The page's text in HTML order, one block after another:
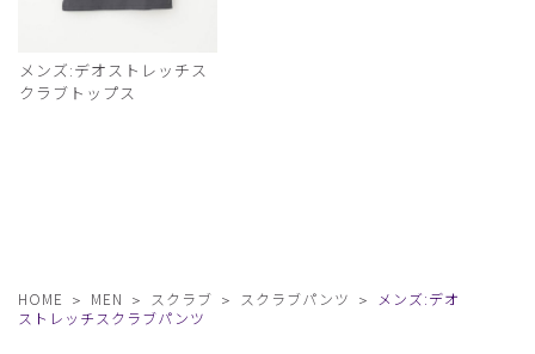
メンズ:デオストレッチス
クラブトップス
HOME MEN スクラブ スクラブパンツ
メンズ:デオ
ストレッチスクラブパンツ